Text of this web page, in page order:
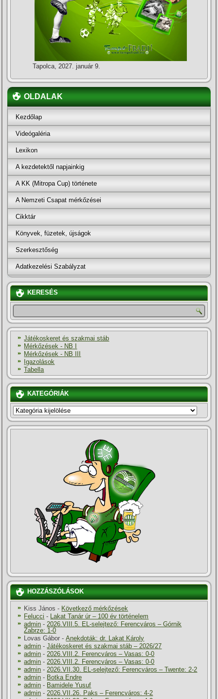
Tapolca, 2027. január 9.
OLDALAK
Kezdőlap
Videógaléria
Lexikon
A kezdetektől napjainkig
A KK (Mitropa Cup) története
A Nemzeti Csapat mérkőzései
Cikktár
Könyvek, füzetek, újságok
Szerkesztőség
Adatkezelési Szabályzat
KERESÉS
Játékoskeret és szakmai stáb
Mérkőzések - NB I
Mérkőzések - NB III
Igazolások
Tabella
KATEGÓRIÁK
KATEGÓRIÁK
HOZZÁSZÓLÁSOK
Kiss János - Következő mérkőzések
Felucci - Lakat Tanár úr – 100 év történelem
admin - 2026.VIII.5. EL-selejtező: Ferencváros – Górnik
Zabrze: 1-0
Lovas Gábor -Anekdoták: dr. Lakat Károly
admin -Játékoskeret és szakmai stáb – 2026/27
admin - 2026.VIII.2. Ferencváros – Vasas: 0-0
admin - 2026.VIII.2. Ferencváros – Vasas: 0-0
admin - 2026.VII.30. EL-selejtező: Ferencváros – Twente: 2-2
admin - Botka Endre
admin - Bamidele Yusuf
admin - 2026.VII.26. Paks – Ferencváros: 4-2